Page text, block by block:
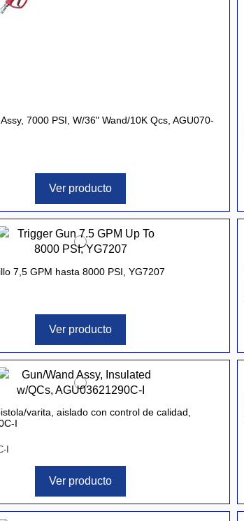
7000 PSI, W/36" Wand/10K Qcs, AGU070-
Ver producto
7,5 GPM hasta 8000 PSI, YG7207
Ver producto
varita, aislado con control de calidad,
I
I
Ver producto